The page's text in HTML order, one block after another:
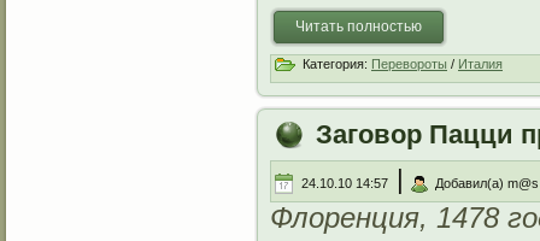
Читать полностью
Категория: Перевороты / Италия
Заговор Пацци
24.10.10 14:57 | Добавил(а) m@s
Флоренция, 1478